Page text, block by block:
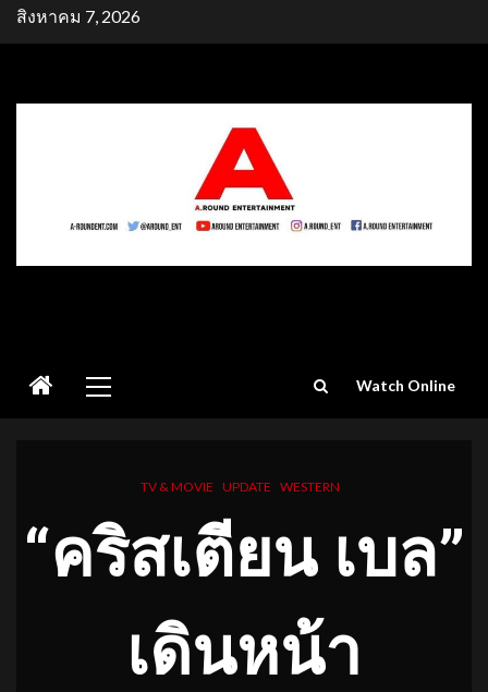
Skipสิงหาคม 7, 2026
Menu
Watch Online
TV & MOVIE UPDATE WESTERN
“คริสเตียน เบล”
เดินหน้า